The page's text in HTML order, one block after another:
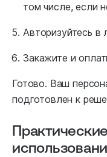
том числе, если
Авторизуйтесь в
Закажите и
Готово. Ваш
подготовлен к